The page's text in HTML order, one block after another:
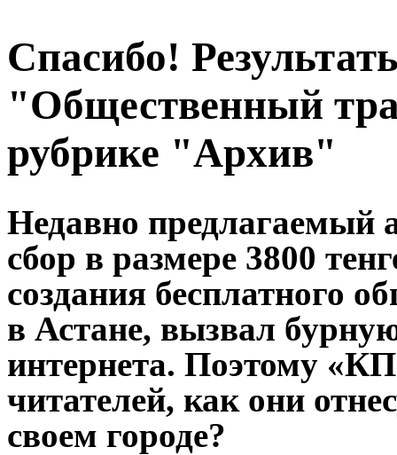
Спасибо!
"Общественный
рубрике "Архив"
Недавно
сбор в размере 3800
создания бесплатного
в Астане, вызвал
интернета. Поэтому
читателей, как они
своем городе?